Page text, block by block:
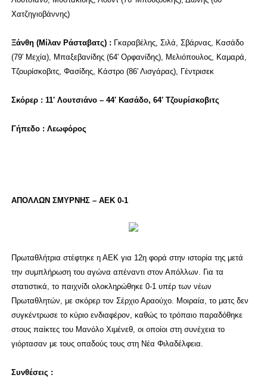
Χατζηγιοβάννης)
Ξάνθη (Μίλαν Ράσταβατς) : Γκαραβέλης, Σιλά, Σβάρνας, Κασάδο
(79′ Μεχία), Μπαξεβανίδης (64′ Ορφανίδης), Μελιόπουλος, Καμαρά,
Τζουρίσκοβιτς, Φασίδης, Κάστρο (86′ Λισγάρας), Γέντρισεκ
Σκόρερ : 11′ Λουτσιάνο – 44′ Κασάδο, 64′ Τζουρίσκοβιτς
Γήπεδο : Λεωφόρος
ΑΠΟΛΛΩΝ ΣΜΥΡΝΗΣ – ΑΕΚ 0-1
Πρωταθλήτρια στέφτηκε η ΑΕΚ για 12η φορά στην ιστορία της μετά
την συμπλήρωση του αγώνα απέναντι στον Απόλλων. Για τα
στατιστικά, το παιχνίδι ολοκληρώθηκε 0-1 υπέρ των νέων
Πρωταθλητών, με σκόρερ τον Σέρχιο Αραούχο. Μοιραία, το ματς δεν
συγκέντρωσε το κύριο ενδιαφέρον, καθώς το τρόπαιο παραδόθηκε
στους παίκτες του Μανόλο Χιμένεθ, οι οποίοι στη συνέχεια το
γιόρτασαν με τους οπαδούς τους στη Νέα Φιλαδέλφεια.
Συνθέσεις :